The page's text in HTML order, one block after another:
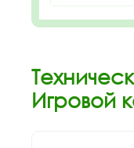
Игровой